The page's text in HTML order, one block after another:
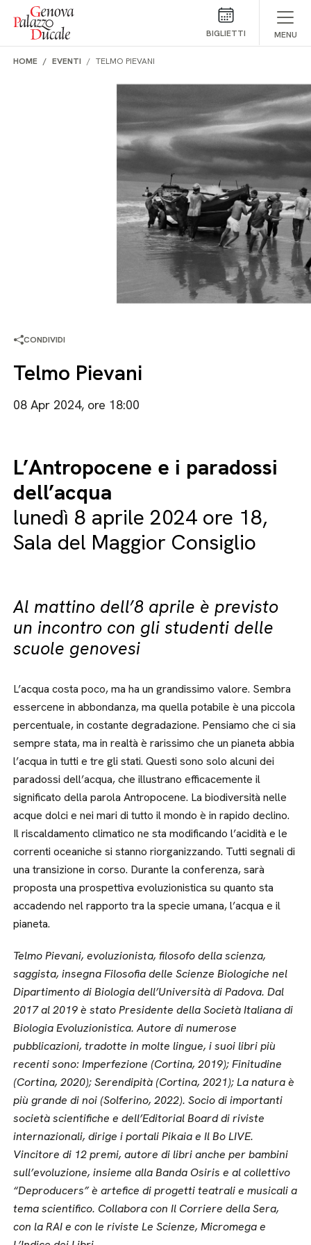
Salta al contenuto
BIGLIETTI MENU
HOME EVENTI TELMO PIEVANI
CONDIVIDI
Telmo Pievani
08 Apr 2024, ore 18:00
L’Antropocene e i paradossi
dell’acqua
lunedì 8 aprile 2024 ore 18,
Sala del Maggior Consiglio
Al mattino dell’8 aprile è previsto
un incontro con gli studenti delle
scuole genovesi
L’acqua costa poco, ma ha un grandissimo valore. Sembra
essercene in abbondanza, ma quella potabile è una piccola
percentuale, in costante degradazione. Pensiamo che ci sia
sempre stata, ma in realtà è rarissimo che un pianeta abbia
l’acqua in tutti e tre gli stati. Questi sono solo alcuni dei
paradossi dell’acqua, che illustrano efficacemente il
significato della parola Antropocene. La biodiversità nelle
acque dolci e nei mari di tutto il mondo è in rapido declino.
Il riscaldamento climatico ne sta modificando l’acidità e le
correnti oceaniche si stanno riorganizzando. Tutti segnali di
una transizione in corso. Durante la conferenza, sarà
proposta una prospettiva evoluzionistica su quanto sta
accadendo nel rapporto tra la specie umana, l’acqua e il
pianeta.
Telmo Pievani, evoluzionista, filosofo della scienza,
saggista, insegna Filosofia delle Scienze Biologiche nel
Dipartimento di Biologia dell’Università di Padova. Dal
2017 al 2019 è stato Presidente della Società Italiana di
Biologia Evoluzionistica. Autore di numerose
pubblicazioni, tradotte in molte lingue, i suoi libri più
recenti sono: Imperfezione (Cortina, 2019); Finitudine
(Cortina, 2020); Serendipità (Cortina, 2021); La natura è
più grande di noi (Solferino, 2022). Socio di importanti
società scientifiche e dell’Editorial Board di riviste
internazionali, dirige i portali Pikaia e Il Bo LIVE.
Vincitore di 12 premi, autore di libri anche per bambini
sull’evoluzione, insieme alla Banda Osiris e al collettivo
“Deproducers” è artefice di progetti teatrali e musicali a
tema scientifico. Collabora con Il Corriere della Sera,
con la RAI e con le riviste Le Scienze, Micromega e